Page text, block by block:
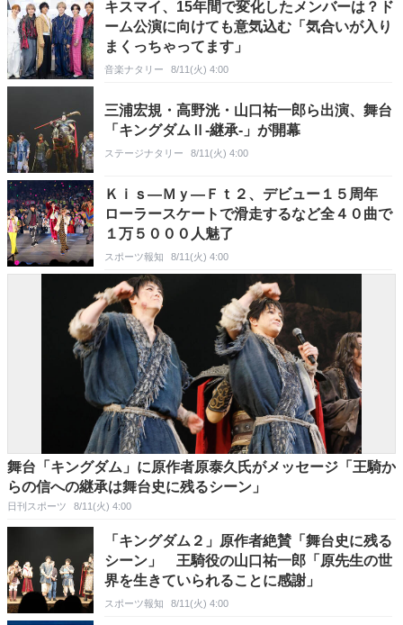
キスマイ、15年間で変化したメンバーは？ド
ーム公演に向けても意気込む「気合いが入り
まくっちゃってます」
音楽ナタリー 8/11(火) 4:00
三浦宏規・高野洸・山口祐一郎ら出演、舞台
「キングダムⅡ-継承-」が開幕
ステージナタリー 8/11(火) 4:00
Ｋｉｓ―Ｍｙ―Ｆｔ２、デビュー１５周年
ローラースケートで滑走するなど全４０曲で
１万５０００人魅了
スポーツ報知 8/11(火) 4:00
舞台「キングダム」に原作者原泰久氏がメッセージ「王騎か
らの信への継承は舞台史に残るシーン」
日刊スポーツ 8/11(火) 4:00
「キングダム２」原作者絶賛「舞台史に残る
シーン」 王騎役の山口祐一郎「原先生の世
界を生きていられることに感謝」
スポーツ報知 8/11(火) 4:00